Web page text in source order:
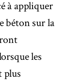
à appliquer
béton sur la
les
plus